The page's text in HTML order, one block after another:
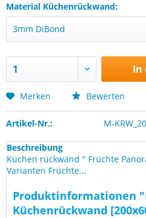
Material Küchenrückwand:
In
Merken Bewerten
Artikel-Nr.: M-
Beschreibung
Küchen rückwand " Früchte
Varianten Früchte...
Produktinformationen
Küchenrückwand